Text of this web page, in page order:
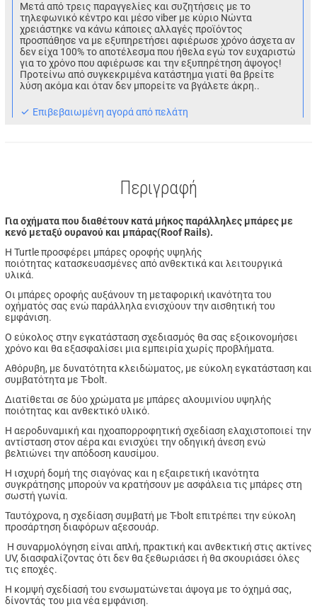
Μετά από τρεις παραγγελίες και συζητήσεις με το
τηλεφωνικό κέντρο και μέσο viber με κύριο Νώντα
χρειάστηκε να κάνω κάποιες αλλαγές προϊόντος
προσπάθησε να με εξυπηρετήσει αφιέρωσε χρόνο άσχετα αν
δεν είχα 100% το αποτέλεσμα που ήθελα εγώ τον ευχαριστώ
για το χρόνο που αφιέρωσε και την εξυπηρέτηση άψογος!
Προτείνω από συγκεκριμένα κατάστημα γιατί θα βρείτε
λύση ακόμα και όταν δεν μπορείτε να βγάλετε άκρη..
Eπιβεβαιωμένη αγορά από πελάτη
Περιγραφή
Για οχήματα που διαθέτουν κατά μήκος παράλληλες μπάρες με
κενό μεταξύ ουρανού και μπάρας(Roof Rails).
Η Turtle προσφέρει μπάρες οροφής υψηλής
ποιότητας κατασκευασμένες από ανθεκτικά και λειτουργικά
υλικά.
Οι μπάρες οροφής αυξάνουν τη μεταφορική ικανότητα του
οχήματός σας ενώ παράλληλα ενισχύουν την αισθητική του
εμφάνιση.
Ο εύκολος στην εγκατάσταση σχεδιασμός θα σας εξοικονομήσει
χρόνο και θα εξασφαλίσει μια εμπειρία χωρίς προβλήματα.
Αθόρυβη, με δυνατότητα κλειδώματος, με εύκολη εγκατάσταση και
συμβατότητα με T-bolt.
Διατίθεται σε δύο χρώματα με μπάρες αλουμινίου υψηλής
ποιότητας και ανθεκτικό υλικό.
Η αεροδυναμική και ηχοαπορροφητική σχεδίαση ελαχιστοποιεί την
αντίσταση στον αέρα και ενισχύει την οδηγική άνεση ενώ
βελτιώνει την απόδοση καυσίμου.
Η ισχυρή δομή της σιαγόνας και η εξαιρετική ικανότητα
συγκράτησης μπορούν να κρατήσουν με ασφάλεια τις μπάρες στη
σωστή γωνία.
Ταυτόχρονα, η σχεδίαση συμβατή με T-bolt επιτρέπει την εύκολη
προσάρτηση διαφόρων αξεσουάρ.
Η συναρμολόγηση είναι απλή, πρακτική και ανθεκτική στις ακτίνες
UV, διασφαλίζοντας ότι δεν θα ξεθωριάσει ή θα σκουριάσει όλες
τις εποχές.
Η κομψή σχεδίασή του ενσωματώνεται άψογα με το όχημά σας,
δίνοντάς του μια νέα εμφάνιση.